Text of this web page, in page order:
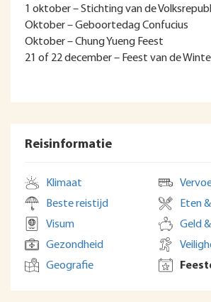
1 oktober – Stichting van de
Oktober – Geboortedag Confucius
Oktober – Chung Yueng Feest
21 of 22 december – Feest van de
Reisinformatie
Klimaat
Beste reistijd
Visum
Gezondheid
Geografie
Eten
Geld